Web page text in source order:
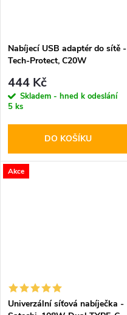
Nabíjecí USB adaptér do sítě -
Tech-Protect, C20W
444 Kč
Skladem - hned k odeslání
5 ks
DO KOŠÍKU
Akce
Univerzální síťová nabíječka -